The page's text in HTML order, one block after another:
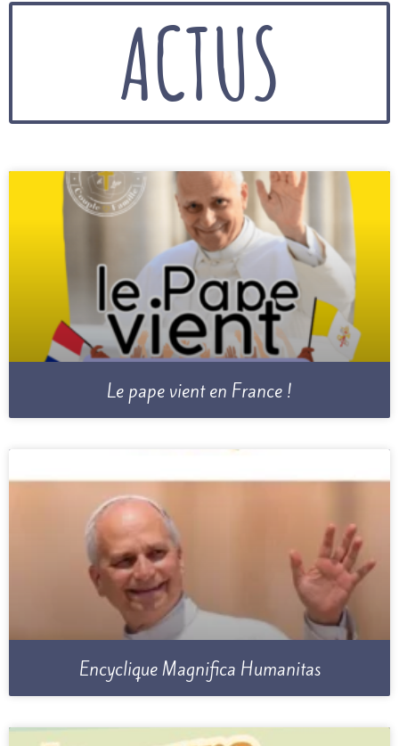
Le pape vient en France !
Encyclique Magnifica Humanitas
ACTUS